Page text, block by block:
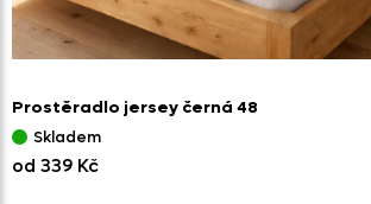
Prostěradlo jersey černá 48
Skladem
od 339 Kč